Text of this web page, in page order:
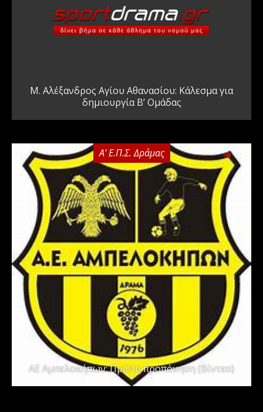
Μ. Αλέξανδρος Αγίου Αθανασίου: Κάλεσμα για
δημιουργία Β’ Ομάδας
Α' Ε.Π.Σ. Δράμας 0
ΑΕ Αμπελοκήπων: Πρώτη προπόνηση (Βίντεο)